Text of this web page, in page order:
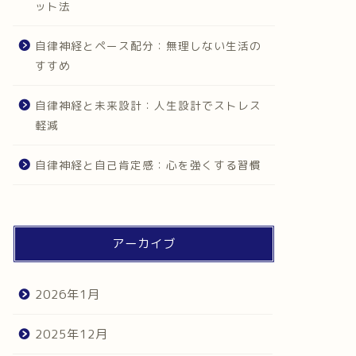
ット法
自律神経とペース配分：無理しない生活の
すすめ
自律神経と未来設計：人生設計でストレス
軽減
自律神経と自己肯定感：心を強くする習慣
アーカイブ
2026年1月
2025年12月